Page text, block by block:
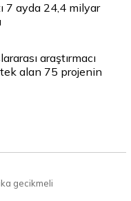
7 ayda 24,4 milyar
araştırmacı
alan 75 projenin
gecikmeli